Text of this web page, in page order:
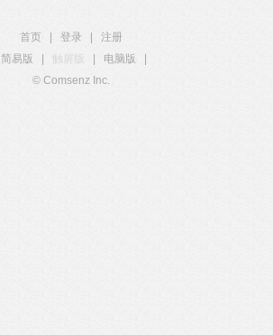
首页 登录
注册
简易版
触屏版 电脑版
© Comsenz Inc.